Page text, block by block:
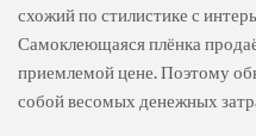
схожий по стилистике с
Самоклеющаяся плёнка
приемлемой цене. Поэтому
собой весомых денежных